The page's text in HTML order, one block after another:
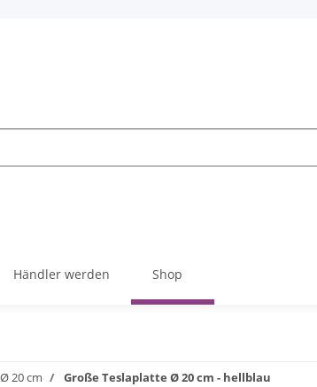
Händler werden Shop
20 cm Große Teslaplatte Ø 20 cm - hellblau